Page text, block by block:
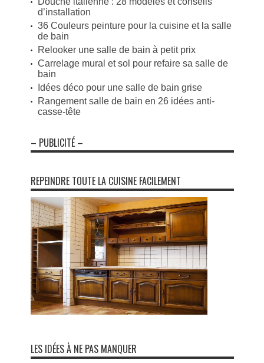
d’installation
36 Couleurs peinture pour la cuisine et la salle
de bain
Relooker une salle de bain à petit prix
Carrelage mural et sol pour refaire sa salle de
bain
Idées déco pour une salle de bain grise
Rangement salle de bain en 26 idées anti-
casse-tête
– PUBLICITÉ –
REPEINDRE TOUTE LA CUISINE FACILEMENT
LES IDÉES À NE PAS MANQUER